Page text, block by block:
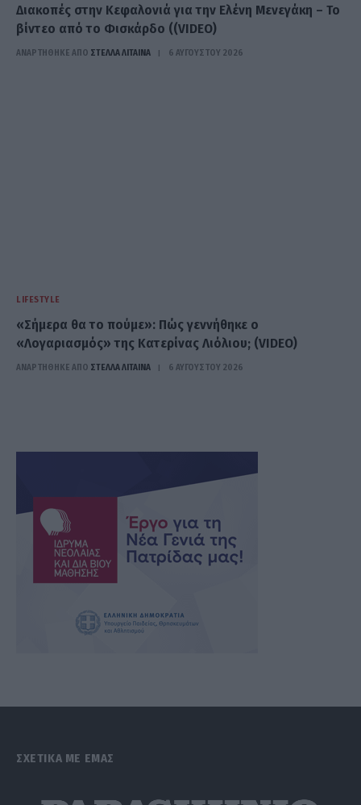
Διακοπές στην Κεφαλονιά για την Ελένη Μενεγάκη – Το
βίντεο από το Φισκάρδο ((VIDEO)
ΑΝΑΡΤΗΘΗΚΕ ΑΠΟ ΣΤΈΛΛΑ ΛΊΤΑΙΝΑ 6 ΑΥΓΟΎΣΤΟΥ 2026
LIFESTYLE
«Σήμερα θα το πούμε»: Πώς γεννήθηκε ο
«Λογαριασμός» της Κατερίνας Λιόλιου; (VIDEO)
ΑΝΑΡΤΗΘΗΚΕ ΑΠΟ ΣΤΈΛΛΑ ΛΊΤΑΙΝΑ 6 ΑΥΓΟΎΣΤΟΥ 2026
ΣΧΕΤΙΚΑ ΜΕ ΕΜΑΣ